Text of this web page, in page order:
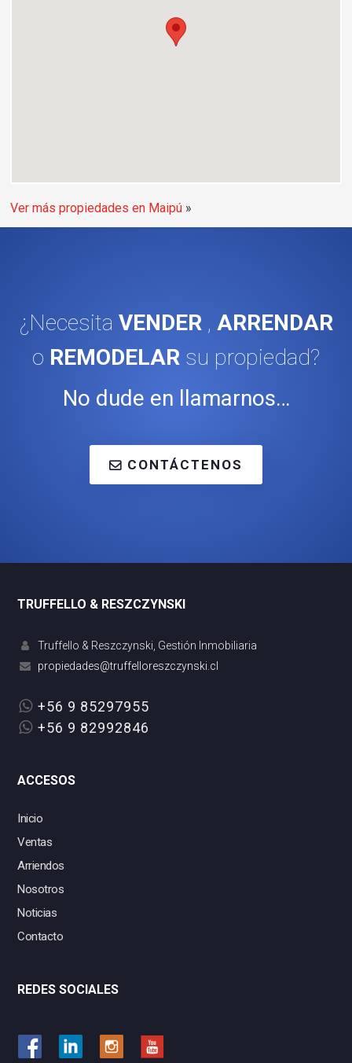
Ver más propiedades en Maipú
¿Necesita VENDER, ARRENDAR
o REMODELAR su propiedad?
No dude en llamarnos…
CONTÁCTENOS
TRUFFELLO & RESZCZYNSKI
Truffello & Reszczynski, Gestión Inmobiliaria
+56 9 85297955
+56 9 82992846
ACCESOS
Inicio
Ventas
Arriendos
Nosotros
Noticias
Contacto
REDES SOCIALES